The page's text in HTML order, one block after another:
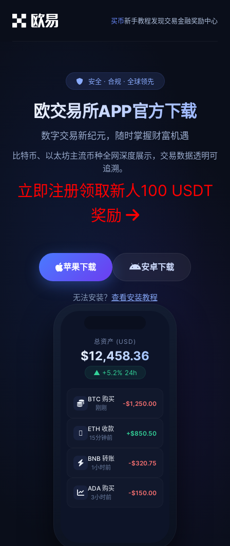
买币新手教程发现交易金融奖励中心
安全 · 合规 · 全球领先
欧交易所APP官方下载
数字交易新纪元，随时掌握财富机遇
比特币、以太坊主流币种全网深度展示，交易数据透明可
追溯。
立即注册领取新人100 USDT
奖励
苹果下载 安卓下载
无法安装？ 查看安装教程
总资产 (USD)
$12,458.36
▲ +5.2% 24h
BTC 购买
刚刚
-$1,250.00
ETH 收款
15分钟前
+$850.50
BNB 转账
1小时前
-$320.75
ADA 购买
3小时前
-$150.00